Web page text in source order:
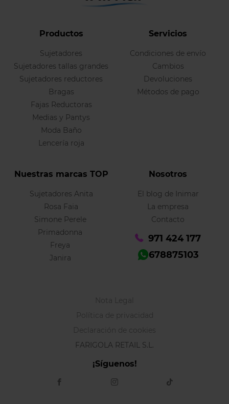
Productos
Sujetadores
Sujetadores tallas grandes
Sujetadores reductores
Bragas
Fajas Reductoras
Medias y Pantys
Moda Baño
Lencería roja
Servicios
Condiciones de envío
Cambios
Devoluciones
Métodos de pago
Nuestras marcas TOP
Sujetadores Anita
Rosa Faia
Simone Perele
Primadonna
Freya
Janira
Nosotros
El blog de Inimar
La empresa
Contacto
971 424 177
678875103
Nota Legal
Política de privacidad
Declaración de cookies
FARIGOLA RETAIL S.L.
¡Síguenos!